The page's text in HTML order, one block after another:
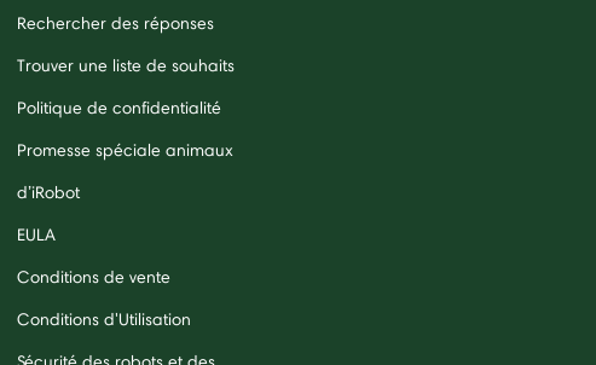
Rechercher des réponses
Trouver une liste de souhaits
Politique de confidentialité
Promesse spéciale animaux
d’iRobot
EULA
Conditions de vente
Conditions d'Utilisation